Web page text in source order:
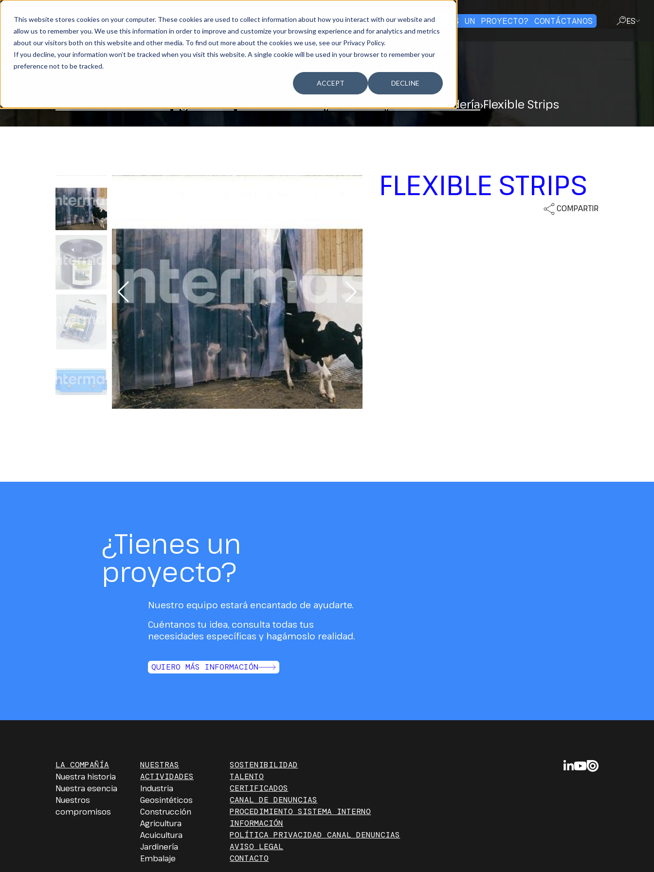
This website stores cookies on your computer. These cookies are used to collect information about how you interact with our website and
allow us to remember you. We use this information in order to improve and customize your browsing experience and for analytics and metrics
about our visitors both on this website and other media. To find out more about the cookies we use, see our Privacy Policy.
If you decline, your information won’t be tracked when you visit this website. A single cookie will be used in your browser to remember your
preference not to be tracked.
ACCEPT DECLINE
NUESTRAS ACTIVIDADES SOSTENIBILIDADLA COMPAÑÍA TALENTO ¿TIENES UN PROYECTO? CONTÁCTANOS ES
BUSCAR
Nuestras actividadesAgriculturaMallas técnicas y sistemas para la GanaderíaFlexible Strips
FLEXIBLE STRIPS
COMPARTIR
¿Tienes un
proyecto?
Nuestro equipo estará encantado de ayudarte.
Cuéntanos tu idea, consulta todas tus
necesidades específicas y hagámoslo realidad.
QUIERO MÁS INFORMACIÓN
LA COMPAÑÍA
Nuestra historia
Nuestra esencia
Nuestros
compromisos
NUESTRAS
ACTIVIDADES
Industria
Geosintéticos
Construcción
Agricultura
Acuicultura
Jardinería
Embalaje
SOSTENIBILIDAD
TALENTO
CERTIFICADOS
CANAL DE DENUNCIAS
PROCEDIMIENTO SISTEMA INTERNO
INFORMACIÓN
POLÍTICA PRIVACIDAD CANAL DENUNCIAS
AVISO LEGAL
CONTACTO